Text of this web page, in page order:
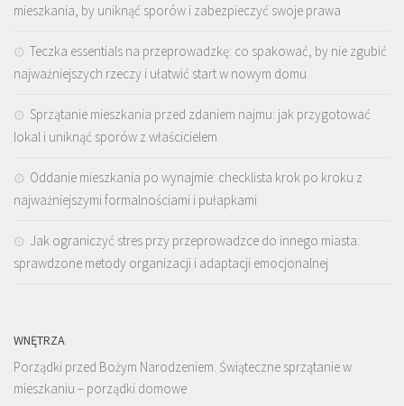
mieszkania, by uniknąć sporów i zabezpieczyć swoje prawa
Teczka essentials na przeprowadzkę: co spakować, by nie zgubić
najważniejszych rzeczy i ułatwić start w nowym domu
Sprzątanie mieszkania przed zdaniem najmu: jak przygotować
lokal i uniknąć sporów z właścicielem
Oddanie mieszkania po wynajmie: checklista krok po kroku z
najważniejszymi formalnościami i pułapkami
Jak ograniczyć stres przy przeprowadzce do innego miasta:
sprawdzone metody organizacji i adaptacji emocjonalnej
WNĘTRZA
Porządki przed Bożym Narodzeniem. Świąteczne sprzątanie w
mieszkaniu – porządki domowe